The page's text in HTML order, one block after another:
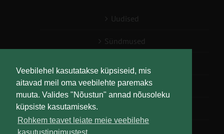
Veebilehel kasutatakse küpsiseid, mis
aitavad meil oma veebilehte paremaks
muuta. Valides "Nõustun" annad nõusoleku
küpsiste kasutamiseks.
Rohkem teavet leiate meie veebilehe
Uudised
Sündmused
Teabesalv
Liitu uudiskirjaga